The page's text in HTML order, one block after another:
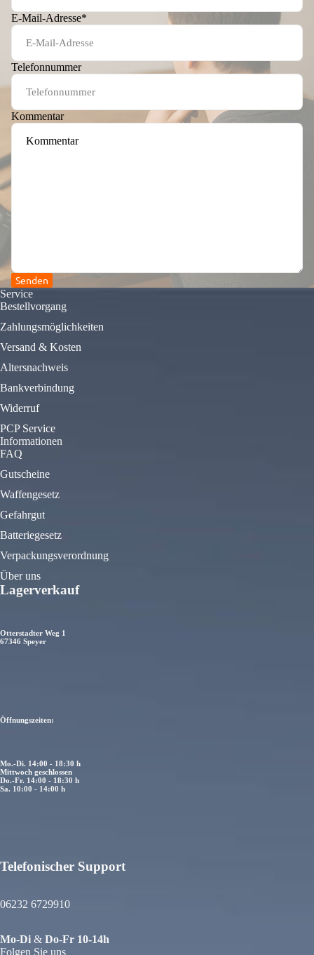
E-Mail-Adresse*
Telefonnummer
Kommentar
Senden
Service
Bestellvorgang
Zahlungsmöglichkeiten
Versand & Kosten
Altersnachweis
Bankverbindung
Widerruf
PCP Service
Informationen
FAQ
Gutscheine
Waffengesetz
Gefahrgut
Batteriegesetz
Verpackungsverordnung
Über uns
Lagerverkauf
Otterstadter Weg 1
67346 Speyer
Öffnungszeiten:
Mo.-Di. 14:00 - 18:30 h
Mittwoch geschlossen
Do.-Fr. 14:00 - 18:30 h
Sa. 10:00 - 14:00 h
Telefonischer Support
06232 6729910
Mo-Di & Do-Fr 10-14h
Folgen Sie uns